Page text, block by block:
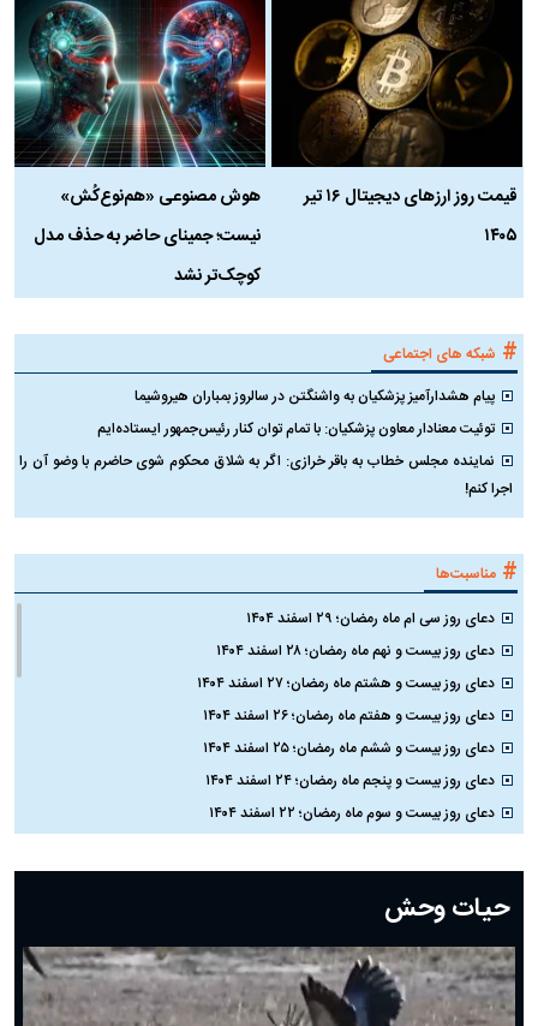
قیمت روز ارز‌های دیجیتال ۱۶ تیر
۱۴۰۵
هوش مصنوعی «هم‌نوع‌کُش»
نیست؛ جمینای حاضر به حذف مدل
کوچک‌تر نشد
# شبکه های اجتماعی
پیام هشدارآمیز پزشکیان به واشنگتن در سالروز بمباران هیروشیما
توئیت معنادار معاون پزشکیان: با تمام توان کنار رئیس‌جمهور ایستاده‌ایم
نماینده مجلس خطاب به باقر خرازی: اگر به شلاق محکوم شوی حاضرم با وضو آن را
اجرا کنم!
# مناسبت‌ها
دعای روز سی ام ماه رمضان؛ ۲۹ اسفند ۱۴۰۴
دعای روز بیست و نهم ماه رمضان؛ ۲۸ اسفند ۱۴۰۴
دعای روز بیست و هشتم ماه رمضان؛ ۲۷ اسفند ۱۴۰۴
دعای روز بیست و هفتم ماه رمضان؛ ۲۶ اسفند ۱۴۰۴
دعای روز بیست و ششم ماه رمضان؛ ۲۵ اسفند ۱۴۰۴
دعای روز بیست و پنجم ماه رمضان؛ ۲۴ اسفند ۱۴۰۴
دعای روز بیست و سوم ماه رمضان؛ ۲۲ اسفند ۱۴۰۴
دعای روز بیستم ماه رمضان؛ ۱۹ اسفند ۱۴۰۴
دعای روز هشتم ماه مبارک رمضان؛ ۷ اسفند ماه ۱۴۰۴
دعای روز هفتم ماه رمضان؛ ۶ اسفند ۱۴۰۴
دعای روز ششم ماه رمضان؛ ۵ اسفند ۱۴۰۴
دعای روز پنجم ماه رمضان؛ ۴ اسفند ۱۴۰۴
حیات وحش